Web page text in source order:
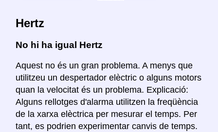
Hertz
No hi ha igual Hertz
Aquest no és un gran problema. A menys que
utilitzeu un despertador elèctric o alguns motors
quan la velocitat és un problema. Explicació:
Alguns rellotges d'alarma utilitzen la freqüència
de la xarxa elèctrica per mesurar el temps. Per
tant, es podrien experimentar canvis de temps.